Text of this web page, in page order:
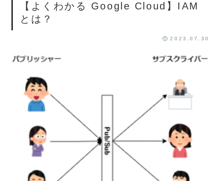
【よくわかる Google Cloud】IAM
とは？
2023.07.30